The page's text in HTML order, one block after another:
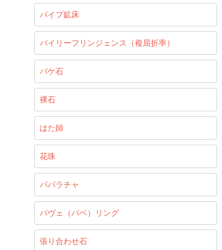
パイプ鉱床
バイリーフリンジェンス（複屈折率）
バケ石
裸石
はた師
花珠
パパラチャ
パヴェ（パベ）リング
張り合わせ石